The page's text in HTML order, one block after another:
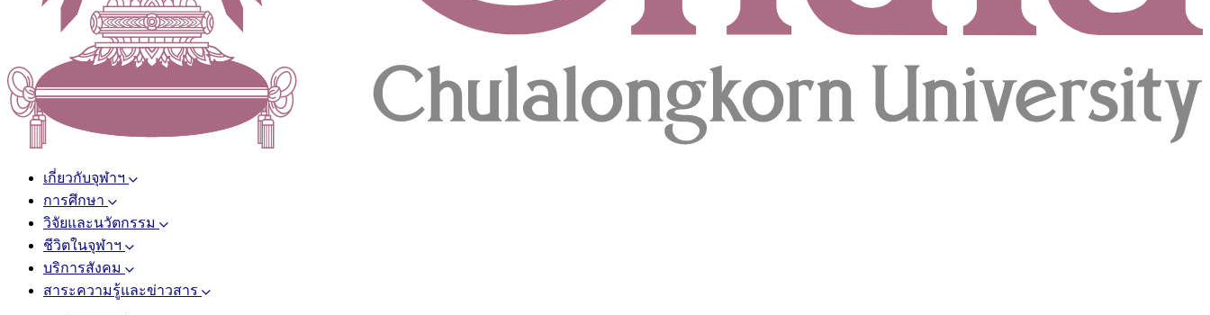
เกี่ยวกับจุฬาฯ
การศึกษา
วิจัยและนวัตกรรม
ชีวิตในจุฬาฯ
บริการสังคม
สาระความรู้และข่าวสาร